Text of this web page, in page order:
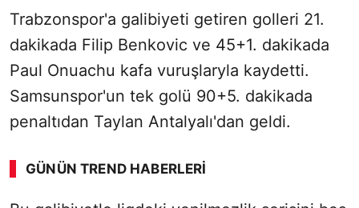
Trabzonspor'a galibiyeti getiren golleri 21.
dakikada Filip Benkovic ve 45+1. dakikada
Paul Onuachu kafa vuruşlaryla kaydetti.
Samsunspor'un tek golü 90+5. dakikada
penaltıdan Taylan Antalyalı'dan geldi.
GÜNÜN TREND HABERLERI